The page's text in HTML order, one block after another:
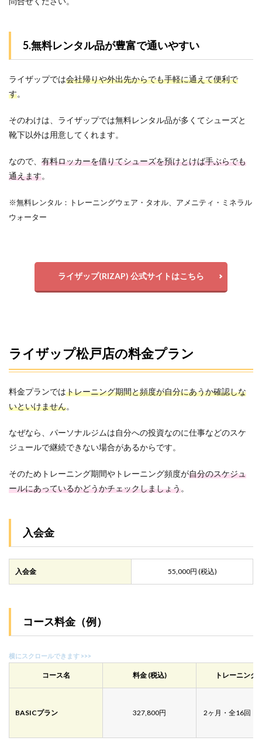
5.無料レンタル品が豊富で通いやすい
ライザップでは会社帰りや外出先からでも手軽に通えて便利で
す。
そのわけは、ライザップでは無料レンタル品が多くてシューズと
靴下以外は用意してくれます。
なので、 有料ロッカーを借りてシューズを預けとけば手ぶらでも
通えます。
※無料レンタル：トレーニングウェア・タオル、アメニティ・ミネラル
ウォーター
ライザップ(RIZAP) 公式サイトはこちら
ライザップ松戸店の料金プラン
料金プランではトレーニング期間と頻度が自分にあうか確認しな
いといけません。
なぜなら、パーソナルジムは自分への投資なのに仕事などのスケ
ジュールで継続できない場合があるからです。
そのためトレーニング期間やトレーニング頻度が自分のスケジュ
ールにあっているかどうかチェックしましょう。
入会金
入会金 55,000円 (税込)
コース料金（例）
コース名 料金 (税込) トレーニング
BASICプラン 327,800円 2ヶ月・全16回・